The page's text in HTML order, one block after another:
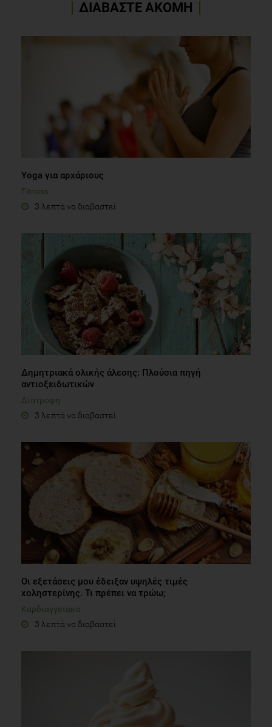
ΔΙΑΒΑΣΤΕ ΑΚΟΜΗ
Yoga για αρχάριους
Fitness
3 λεπτά να διαβαστεί
Δημητριακά ολικής άλεσης: Πλούσια πηγή
αντιοξειδωτικών
Διατροφή
3 λεπτά να διαβαστεί
Οι εξετάσεις μου έδειξαν υψηλές τιμές
χοληστερίνης. Τι πρέπει να τρώω;
Καρδιαγγειακά
3 λεπτά να διαβαστεί